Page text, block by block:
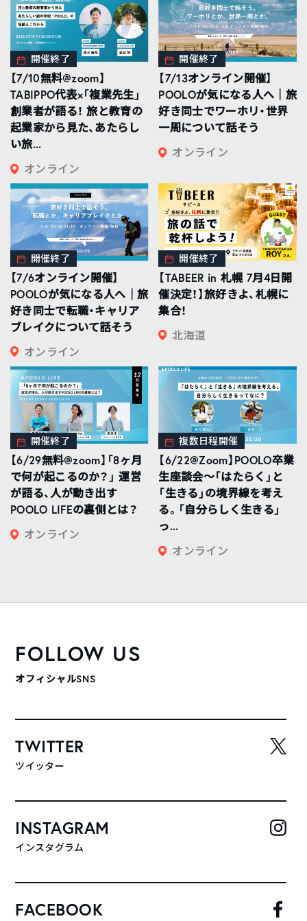
開催終了
【7/10無料@zoom】
TABIPPO代表×「複業先生」
創業者が語る！ 旅と教育の
起業家から見た、あたらし
い旅...
オンライン
開催終了
【7/13オンライン開催】
POOLOが気になる人へ｜旅
好き同士でワーホリ・世界
一周について話そう
オンライン
開催終了
【7/6オンライン開催】
POOLOが気になる人へ｜旅
好き同士で転職・キャリア
ブレイクについて話そう
オンライン
開催終了
【TABEER in 札幌 7月4日開
催決定！】旅好きよ、札幌に
集合！
北海道
開催終了
【6/29無料@zoom】「8ヶ月
で何が起こるのか？」 運営
が語る、人が動き出す
POOLO LIFEの裏側とは？
オンライン
複数日程開催
【6/22@Zoom】POOLO卒業
生座談会〜「はたらく」と
「生きる」の境界線を考え
る。「自分らしく生きる」
っ...
オンライン
FOLLOW US
オフィシャルSNS
TWITTER
ツイッター
INSTAGRAM
インスタグラム
FACEBOOK